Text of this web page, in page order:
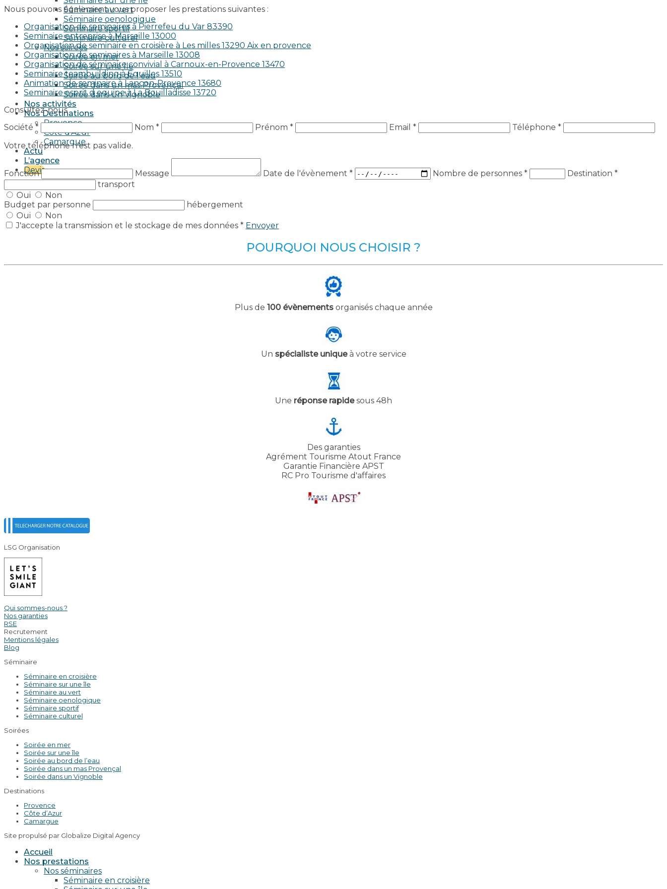
Séminaire au vert
Séminaire oenologique
Séminaire sportif
Séminaire culturel
Nos soirées
Soirée en mer
Soirée sur une île
Soirée au bord de l’eau
Soirée dans un mas Provençal
Soirée dans un Vignoble
Nos activités
Nos Destinations
Provence
Côte d’Azur
Camargue
Actu
L’agence
Devis
Nous pouvons également vous proposer les prestations suivantes :
Organisation de seminaires à Pierrefeu du Var 83390
Seminaire entreprise à Marseille 13000
Organisation de seminaire en croisière à Les milles 13290 Aix en provence​
Organisation de seminaires à Marseille 13008
Organisation de séminaire convivial à Carnoux-en-Provence 13470
Seminaire teambuilding à Eguilles 13510
Animation de seminaire à Lançon-Provence 13680
Seminaire esprit d equipe à La Bouilladisse 13720
Consultez-nous
Société *
Nom * Prénom * Email *
Téléphone *
Votre téléphone n’est pas valide.
Fonction Message Date de l'évènement * Nombre de personnes * Destination *
transport
Oui
Non
Budget par personne
hébergement
Oui
Non
J'accepte la transmission et le stockage de mes données * Envoyer
POURQUOI NOUS CHOISIR ?
Plus de 100 évènementsorganisés chaque année
Un spécialiste uniqueà votre service
Une réponse rapidesous 48h
Des garanties
Agrément Tourisme Atout France
Garantie Financière APST
RC Pro Tourisme d'affaires
LSG Organisation
Qui sommes-nous ?
Nos garanties
RSE
Recrutement
Mentions légales
Blog
Séminaire
Séminaire en croisière
Séminaire sur une île
Séminaire au vert
Séminaire oenologique
Séminaire sportif
Séminaire culturel
Soirées
Soirée en mer
Soirée sur une île
Soirée au bord de l’eau
Soirée dans un mas Provençal
Soirée dans un Vignoble
Destinations
Provence
Côte d’Azur
Camargue
Site propulsé par Globalize Digital Agency
Accueil
Nos prestations
Nos séminaires
Séminaire en croisière